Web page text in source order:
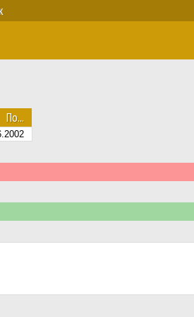
По...